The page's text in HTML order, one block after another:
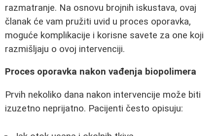
razmatranje. Na osnovu brojnih iskustava, ovaj
članak će vam pružiti uvid u proces oporavka,
moguće komplikacije i korisne savete za one koji
razmišljaju o ovoj intervenciji.
Proces oporavka nakon vađenja biopolimera
Prvih nekoliko dana nakon intervencije može biti
izuzetno neprijatno. Pacijenti često opisuju: